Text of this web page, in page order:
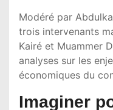
Modéré par
trois intervenants
Kairé et Muammer
analyses sur les
économiques du
Imaginer